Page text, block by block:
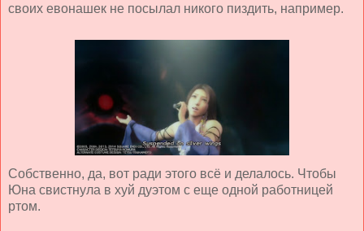
своих евонашек не посылал никого пиздить, например.
Собственно, да, вот ради этого всё и делалось. Чтобы
Юна свистнула в хуй дуэтом с еще одной работницей
ртом.